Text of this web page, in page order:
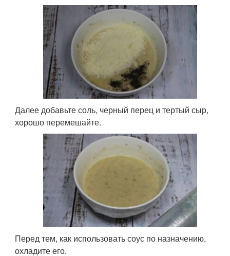
Далее добавьте соль, черный перец и тертый сыр,
хорошо перемешайте.
Перед тем, как использовать соус по назначению,
охладите его.